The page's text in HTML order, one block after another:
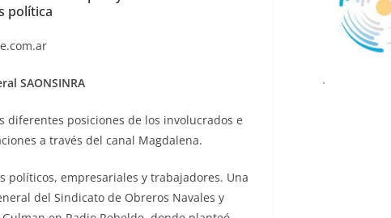
política
SAONSINRA
diferentes posiciones de los involucrados e
a través del canal Magdalena.
políticos, empresariales y trabajadores. Una
del Sindicato de Obreros Navales y